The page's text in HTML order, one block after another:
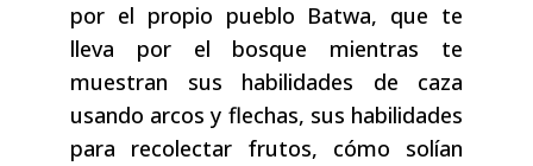
por el propio pueblo Batwa, que te
lleva por el bosque mientras te
muestran sus habilidades de caza
usando arcos y flechas, sus habilidades
para recolectar frutos, cómo solían